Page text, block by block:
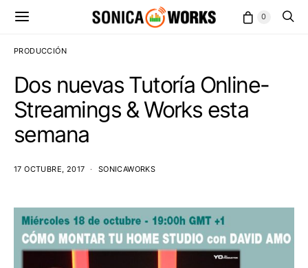
0
PRODUCCIÓN
Dos nuevas Tutoría Online-
Streamings & Works esta
semana
17 OCTUBRE, 2017 SONICAWORKS